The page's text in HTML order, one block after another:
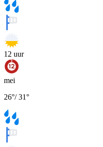
12 uur
mei
26°/31°